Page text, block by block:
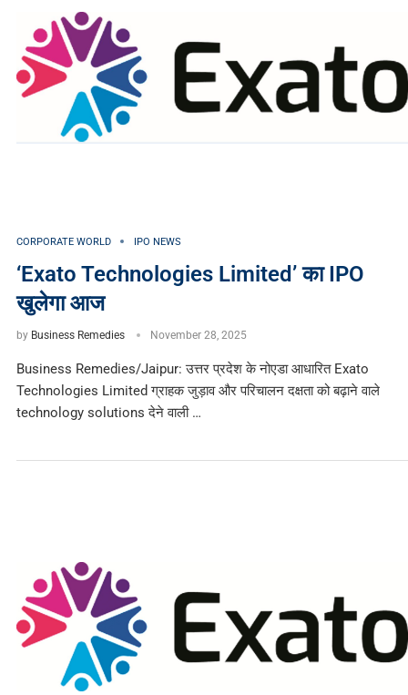
CORPORATE WORLD IPO NEWS
‘Exato Technologies Limited’ का IPO
खुलेगा आज
by Business Remedies November 28, 2025
Business Remedies/Jaipur: उत्तर प्रदेश के नोएडा आधारित Exato
Technologies Limited ग्राहक जुड़ाव और परिचालन दक्षता को बढ़ाने वाले
technology solutions देने वाली …